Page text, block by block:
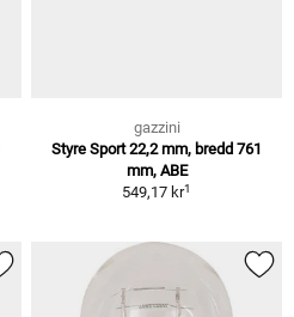
gazzini
Styre Sport 22,2 mm, bredd 761
mm, ABE
549,17 kr1